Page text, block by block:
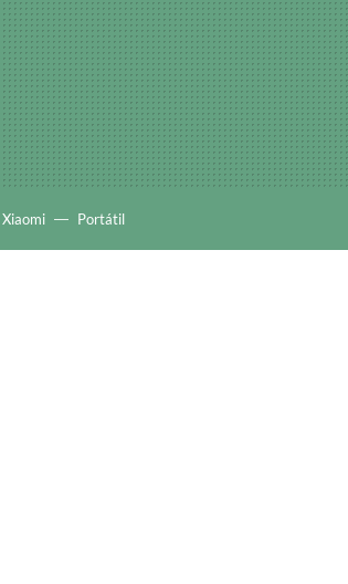
Xiaomi Portátil